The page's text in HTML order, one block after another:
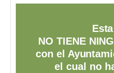
NO TIENE
con el
el cual no